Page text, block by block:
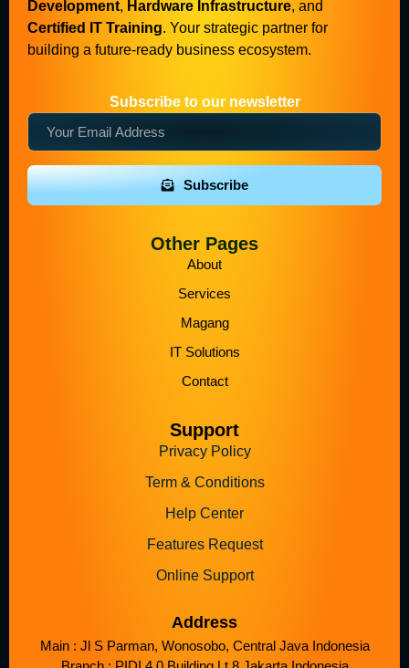
Development, Hardware Infrastructure, and
Certified IT Training. Your strategic partner for
building a future-ready business ecosystem.
Subscribe to our newsletter
Subscribe
Other Pages
About
Services
Magang
IT Solutions
Contact
Support
Privacy Policy
Term & Conditions
Help Center
Features Request
Online Support
Address
Main : Jl S Parman, Wonosobo, Central Java Indonesia